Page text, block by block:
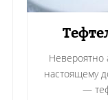
Невероятно
настоящему
―